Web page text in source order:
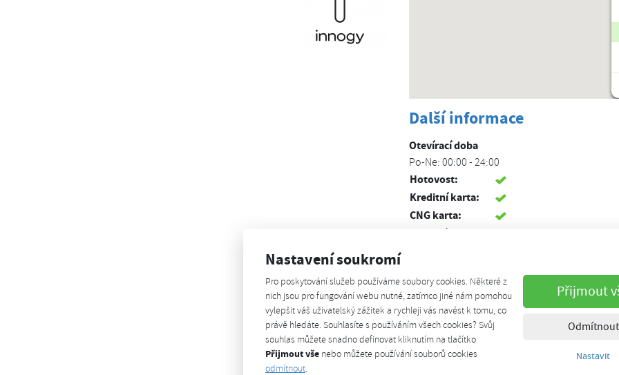
Nastavení soukromí
Pro poskytování služeb používáme soubory cookies. Některé z
nich jsou pro fungování webu nutné, zatímco jiné nám pomohou
vylepšit váš uživatelský zážitek a rychleji vás navést k tomu, co
právě hledáte. Souhlasíte s používáním všech cookies? Svůj
souhlas můžete snadno definovat kliknutím na tlačítko
Přijmout vše nebo můžete používání souborů cookies
odmítnout.
Přijmout
Odmítnout
Nastavit
Další informace
Otevírací doba
Po-Ne: 00:00 - 24:00
Hotovost:
Kreditní karta:
CNG karta:
Debetní karta:
GPS: 49.18344190, 16.67172470
Cena:
41.80 Kč/kg,
Kontakt